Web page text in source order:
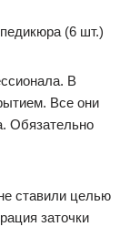
В
Все они
Обязательно
ставили целью
заточки